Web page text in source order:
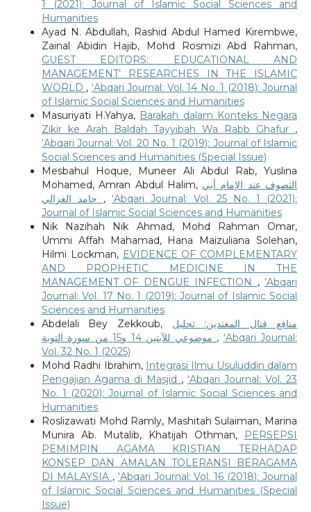
1 (2021): Journal of Islamic Social Sciences and
Humanities
Ayad N. Abdullah, Rashid Abdul Hamed Kirembwe,
Zainal Abidin Hajib, Mohd Rosmizi Abd Rahman,
GUEST EDITORS: EDUCATIONAL AND
MANAGEMENT’ RESEARCHES IN THE ISLAMIC
WORLD , ‘Abqari Journal: Vol. 14 No. 1 (2018): Journal
of Islamic Social Sciences and Humanities
Masuriyati H.Yahya, Barakah dalam Konteks Negara
Zikir ke Arah Baldah Tayyibah Wa Rabb Ghafur ,
‘Abqari Journal: Vol. 20 No. 1 (2019): Journal of Islamic
Social Sciences and Humanities (Special Issue)
Mesbahul Hoque, Muneer Ali Abdul Rab, Yuslina
Mohamed, Amran Abdul Halim, التصوف عند الإمام أبي
,‘Abqari Journal: Vol. 25 No. 1 (2021):
Journal of Islamic Social Sciences and Humanities
Nik Nazihah Nik Ahmad, Mohd Rahman Omar,
Ummi Affah Mahamad, Hana Maizuliana Solehan,
Hilmi Lockman, EVIDENCE OF COMPLEMENTARY
AND PROPHETIC MEDICINE IN THE
MANAGEMENT OF DENGUE INFECTION ,‘Abqari
Journal: Vol. 17 No. 1 (2019): Journal of Islamic Social
Sciences and Humanities
Abdelali Bey Zekkoub, منافع قتال المعتدين: تحليل
, ‘Abqari Journal:
Vol. 32 No. 1 (2025)
Mohd Radhi Ibrahim, Integrasi Ilmu Usuluddin dalam
Pengajian Agama di Masjid ,‘Abqari Journal: Vol. 23
No. 1 (2020): Journal of Islamic Social Sciences and
Humanities
Roslizawati Mohd Ramly, Mashitah Sulaiman, Marina
Munira Ab. Mutalib, Khatijah Othman,
PERSEPSI
PEMIMPIN AGAMA KRISTIAN TERHADAP
KONSEP DAN AMALAN TOLERANSI BERAGAMA
DI MALAYSIA , ‘Abqari Journal: Vol. 16 (2018): Journal
of Islamic Social Sciences and Humanities (Special
Issue)